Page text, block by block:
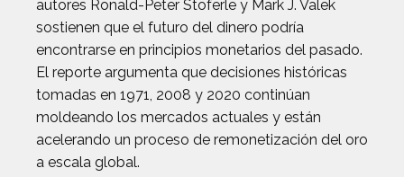
autores Ronald-Peter Stöferle y Mark J. Valek
sostienen que el futuro del dinero podría
encontrarse en principios monetarios del pasado.
El reporte argumenta que decisiones históricas
tomadas en 1971, 2008 y 2020 continúan
moldeando los mercados actuales y están
acelerando un proceso de remonetización del oro
a escala global.